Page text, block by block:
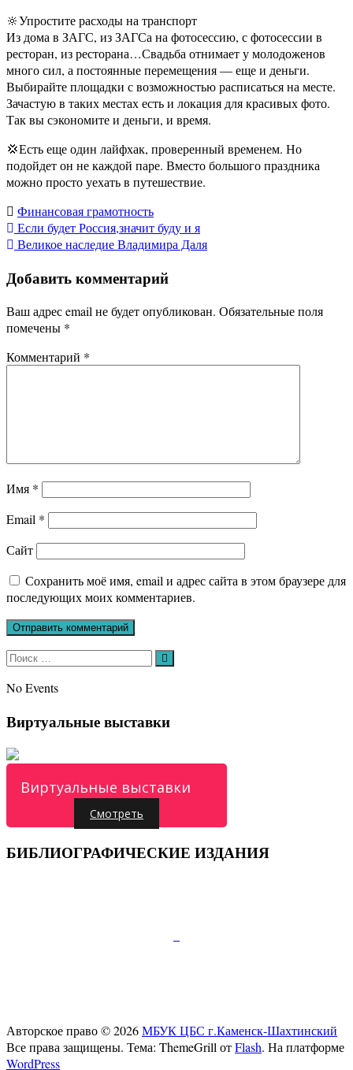
🔆Упростите расходы на транспорт
Из дома в ЗАГС, из ЗАГСа на фотосессию, с фотосессии в
ресторан, из ресторана…Свадьба отнимает у молодоженов
много сил, а постоянные перемещения — еще и деньги.
Выбирайте площадки с возможностью расписаться на месте.
Зачастую в таких местах есть и локация для красивых фото.
Так вы сэкономите и деньги, и время.
💢Есть еще один лайфхак, проверенный временем. Но
подойдет он не каждой паре. Вместо большого праздника
можно просто уехать в путешествие.
Финансовая грамотность
Навигация
по
записям
Если будет Россия,значит буду и я
Великое наследие Владимира Даля
Добавить комментарий
Ваш адрес email не будет опубликован. Обязательные поля
помечены *
Комментарий *
Имя *
Email *
Сайт
Сохранить моё имя, email и адрес сайта в этом браузере для
последующих моих комментариев.
Искать: Поиск
No Events
Виртуальные выставки
Виртуальные выставки
Смотреть
БИБЛИОГРАФИЧЕСКИЕ ИЗДАНИЯ
Авторское право © 2026МБУК ЦБС г.Каменск-Шахтинский
Все права защищены. Тема: ThemeGrill отFlash. На платформе
WordPress